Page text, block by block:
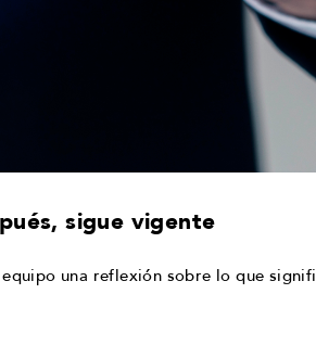
sigue vigente
una reflexión sobre lo que